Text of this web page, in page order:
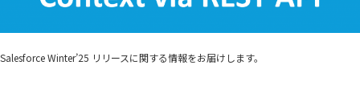
Salesforce Winter’25 リリースに関する情報をお届けします。